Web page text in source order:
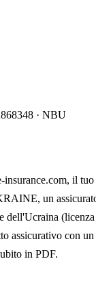
· NBU
insurance.com, il tuo
un
dell'Ucraina (licenza
assicurativo con un
in PDF.